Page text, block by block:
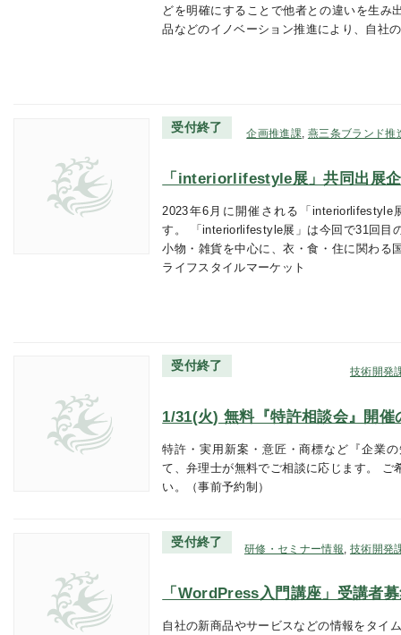
どを明確にすることで他者との違いを生み
品などのイノベーション推進により、自社
企画推進課 燕三条ブランド推
受付終了
「interiorlifestyle展」共同出展
2023年6月に開催される「
す。 「interiorlifestyle展」は今回で31回目
小物・雑貨を中心に、衣・食・住に関わる
ライフスタイルマーケット
技術開発
受付終了
1/31(火) 無料『特許相談会』開催
特許・実用新案・意匠・商標など『企業
て、弁理士が無料でご相談に応じます。 ご
い。（事前予約制）
研修・セミナー情報 技術開発
受付終了
「WordPress入門講座」受講者
自社の新商品やサービスなどの情報をタイ